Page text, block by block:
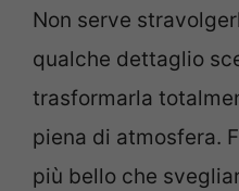
Non serve
qualche dettaglio
trasformarla
piena di atmosfera.
più bello che